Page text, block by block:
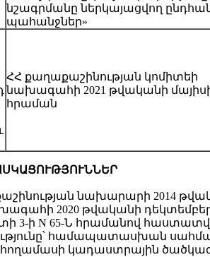
նշագրմանը ներկայացվող
պահանջներ»
ՀՀ քաղաքաշինության կոմիտեի
նախագահի 2021 թվականի մայիսի
հրաման
նախարարի 2014
2020 թվականի
3-ի N 65-Ն հրամանով
համապատասխան
հողամասի կադաստրային